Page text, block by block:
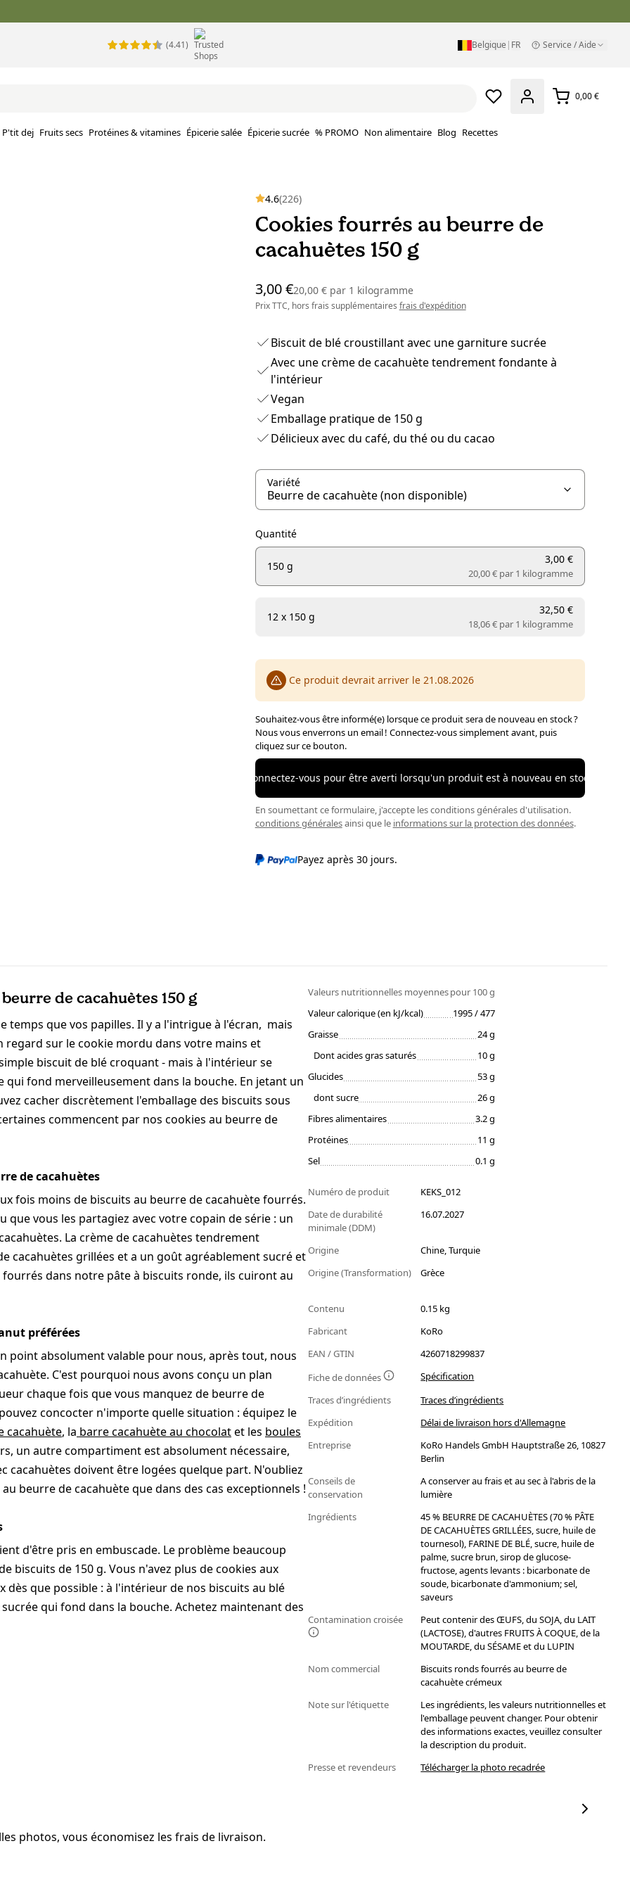
(4.41) Belgique | FR Service / Aide
0,00 €
P'tit dej Fruits secs Protéines & vitamines Épicerie salée Épicerie sucrée % PROMO Non alimentaire Blog Recettes
4.6(226)
Cookies fourrés au beurre de
cacahuètes 150 g
3,00 €20,00 € par1 kilogramme
Prix TTC, hors frais supplémentaires frais d'expédition
Biscuit de blé croustillant avec une garniture sucrée
Avec une crème de cacahuète tendrement fondante à
l'intérieur
Vegan
Emballage pratique de 150 g
Délicieux avec du café, du thé ou du cacao
Variété
Quantité
150 g
3,00 €
20,00 € par1 kilogramme
12 x 150 g
32,50 €
18,06 € par1 kilogramme
Ce produit devrait arriver le 21.08.2026
Souhaitez-vous être informé(e) lorsque ce produit sera de nouveau en stock ?
Nous vous enverrons un email ! Connectez-vous simplement avant, puis
cliquez sur ce bouton.
Connectez-vous pour être averti lorsqu'un produit est à nouveau en stock
En soumettant ce formulaire, j'accepte les conditions générales d'utilisation.
conditions généralesainsi que le informations sur la protection des données.
Payez après 30 jours.
de cacahuètes 150 g
temps que vos papilles. Il y a l'intrigue à l'écran, mais
regard sur le cookie mordu dans votre mains et
biscuit de blé croquant - mais à l'intérieur se
fond merveilleusement dans la bouche. En jetant un
cacher discrètement l'emballage des biscuits sous
commencent par nos cookies au beurre de
de cacahuètes
fois moins de biscuits au beurre de cacahuète fourrés.
vous les partagiez avec votre copain de série : un
La crème de cacahuètes tendrement
cacahuètes grillées et a un goût agréablement sucré et
dans notre pâte à biscuits ronde, ils cuiront au
préférées
point absolument valable pour nous, après tout, nous
C'est pourquoi nous avons conçu un plan
chaque fois que vous manquez de beurre de
concocter n'importe quelle situation : équipez le
cacahuète, la barre cacahuète au chocolatet les boules
un autre compartiment est absolument nécessaire,
cacahuètes doivent être logées quelque part. N'oubliez
beurre de cacahuète que dans des cas exceptionnels !
d'être pris en embuscade. Le problème beaucoup
biscuits de 150 g. Vous n'avez plus de cookies aux
dès que possible : à l'intérieur de nos biscuits au blé
qui fond dans la bouche. Achetez maintenant des
Valeurs nutritionnelles moyennespour 100 g
Valeur calorique (en kJ/kcal)
1995 / 477
Graisse
24 g
Dont acides gras saturés
10 g
Glucides
53 g
dont sucre
26 g
Fibres alimentaires
3.2 g
Protéines
11 g
Sel
0.1 g
Numéro de produit
KEKS_012
Date de durabilité
minimale (DDM)
16.07.2027
Origine
Chine, Turquie
Origine (Transformation)
Grèce
Contenu
0.15 kg
Fabricant
KoRo
EAN / GTIN
4260718299837
Fiche de données
Spécification
Traces d’ingrédients
Traces d’ingrédients
Expédition
Délai de livraison hors d'Allemagne
Entreprise
KoRo Handels GmbH Hauptstraße 26, 10827
Berlin
Conseils de
conservation
A conserver au frais et au sec à l'abris de la
lumière
Ingrédients
45 % BEURRE DE CACAHUÈTES (70 % PÂTE
DE CACAHUÈTES GRILLÉES, sucre, huile de
tournesol), FARINE DE BLÉ, sucre, huile de
palme, sucre brun, sirop de glucose-
fructose, agents levants : bicarbonate de
soude, bicarbonate d'ammonium; sel,
saveurs
Contamination croisée
Peut contenir des ŒUFS, du SOJA, du LAIT
(LACTOSE), d'autres FRUITS À COQUE, de la
MOUTARDE, du SÉSAME et du LUPIN
Nom commercial
Biscuits ronds fourrés au beurre de
cacahuète crémeux
Note sur l'étiquette
Les ingrédients, les valeurs nutritionnelles et
l'emballage peuvent changer. Pour obtenir
des informations exactes, veuillez consulter
la description du produit.
Presse et revendeurs
Télécharger la photo recadrée
photos, vous économisez les frais de livraison.